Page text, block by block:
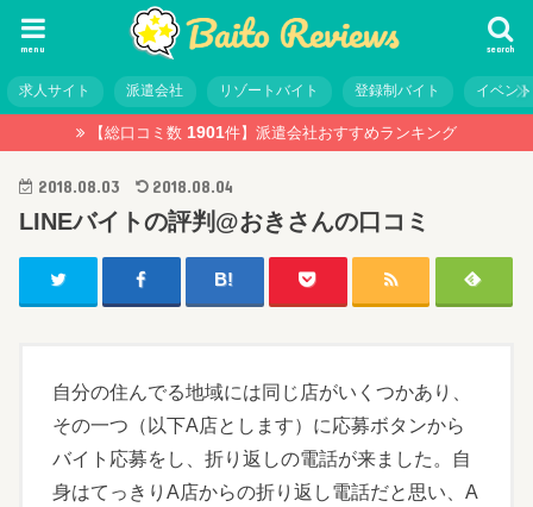
search
menu
求人サイト 派遣会社 リゾートバイト 登録制バイト イベン
【総口コミ数 1901件】派遣会社おすすめランキング
2018.08.03 2018.08.04
LINEバイトの評判@おきさんの口コミ
自分の住んでる地域には同じ店がいくつかあり、
その一つ（以下A店とします）に応募ボタンから
バイト応募をし、折り返しの電話が来ました。自
身はてっきりA店からの折り返し電話だと思い、A